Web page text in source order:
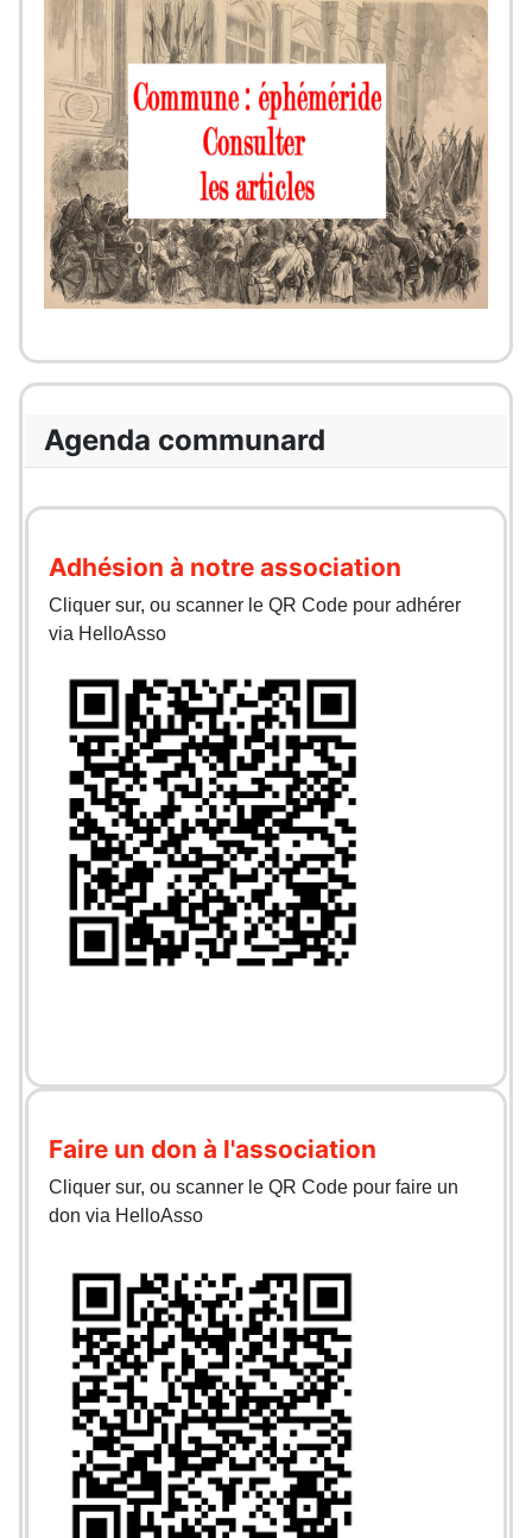
Agenda communard
Adhésion à notre association
Cliquer sur, ou scanner le QR Code pour adhérer
via HelloAsso
Faire un don à l'association
Cliquer sur, ou scanner le QR Code pour faire un
don via HelloAsso